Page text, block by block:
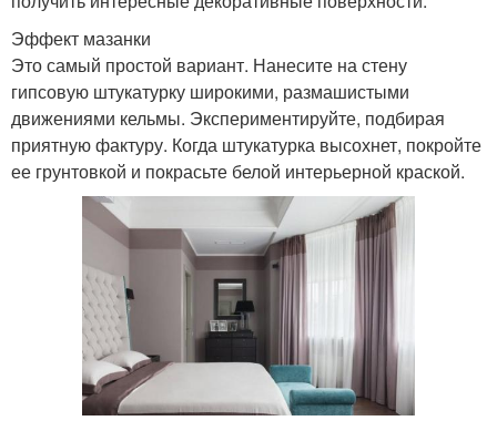
Эффект мазанки
Это самый простой вариант. Нанесите на стену
гипсовую штукатурку широкими, размашистыми
движениями кельмы. Экспериментируйте, подбирая
приятную фактуру. Когда штукатурка высохнет, покройте
ее грунтовкой и покрасьте белой интерьерной краской.